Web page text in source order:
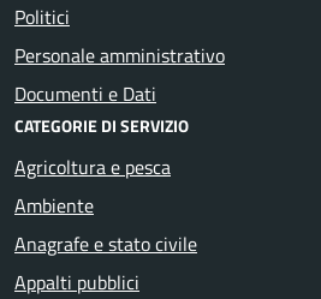
Politici
Personale amministrativo
Documenti e Dati
CATEGORIE DI SERVIZIO
Agricoltura e pesca
Ambiente
Anagrafe e stato civile
Appalti pubblici